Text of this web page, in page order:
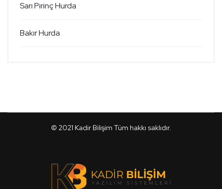
Sarı Pirinç Hurda
Bakır Hurda
© 2021 Kadir Bilişim Tüm hakkı saklıdır.